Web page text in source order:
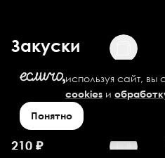
Закуски
Картофель по-
деревенски
большой
210 ₽
используя сайт,
cookies и
Понятно